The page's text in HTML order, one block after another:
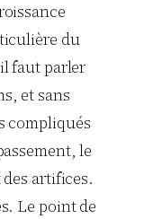
du
faut parler
et sans
compliqués
le
artifices.
Le point de